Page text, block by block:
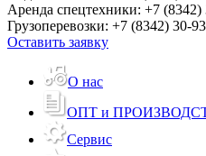
Аренда спецтехники: +7 (8342)
Грузоперевозки: +7 (8342) 30-
Оставить заявку
О нас
ОПТ и
Сервис